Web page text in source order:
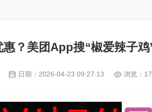
？美团App搜“椒爱辣子
日期： 2026-04-23 09:27:13 浏览：